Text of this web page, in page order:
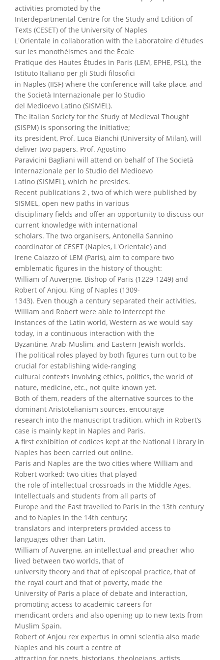
activities promoted by the
Interdepartmental Centre for the Study and Edition of
Texts (CESET) of the University of Naples
L'Orientale in collaboration with the Laboratoire d'études
sur les monothéismes and the École
Pratique des Hautes Études in Paris (LEM, EPHE, PSL), the
Istituto Italiano per gli Studi filosofici
in Naples (IISF) where the conference will take place, and
the Società Internazionale per lo Studio
del Medioevo Latino (SISMEL).
The Italian Society for the Study of Medieval Thought
(SISPM) is sponsoring the initiative;
its president, Prof. Luca Bianchi (University of Milan), will
deliver two papers. Prof. Agostino
Paravicini Bagliani will attend on behalf of The Società
Internazionale per lo Studio del Medioevo
Latino (SISMEL), which he presides.
Recent publications 2 , two of which were published by
SISMEL, open new paths in various
disciplinary fields and offer an opportunity to discuss our
current knowledge with international
scholars. The two organisers, Antonella Sannino
coordinator of CESET (Naples, L'Orientale) and
Irene Caiazzo of LEM (Paris), aim to compare two
emblematic figures in the history of thought:
William of Auvergne, Bishop of Paris (1229-1249) and
Robert of Anjou, King of Naples (1309-
1343). Even though a century separated their activities,
William and Robert were able to intercept the
instances of the Latin world, Western as we would say
today, in a continuous interaction with the
Byzantine, Arab-Muslim, and Eastern Jewish worlds.
The political roles played by both figures turn out to be
crucial for establishing wide-ranging
cultural contexts involving ethics, politics, the world of
nature, medicine, etc., not quite known yet.
Both of them, readers of the alternative sources to the
dominant Aristotelianism sources, encourage
research into the manuscript tradition, which in Robert’s
case is mainly kept in Naples and Paris.
A first exhibition of codices kept at the National Library in
Naples has been carried out online.
Paris and Naples are the two cities where William and
Robert worked; two cities that played
the role of intellectual crossroads in the Middle Ages.
Intellectuals and students from all parts of
Europe and the East travelled to Paris in the 13th century
and to Naples in the 14th century;
translators and interpreters provided access to
languages other than Latin.
William of Auvergne, an intellectual and preacher who
lived between two worlds, that of
university theory and that of episcopal practice, that of
the royal court and that of poverty, made the
University of Paris a place of debate and interaction,
promoting access to academic careers for
mendicant orders and also opening up to new texts from
Muslim Spain.
Robert of Anjou rex expertus in omni scientia also made
Naples and his court a centre of